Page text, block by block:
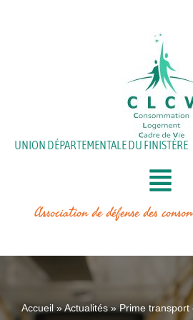
UNION DÉPARTEMENTALE DU FINISTÈRE
Association de défense des
Accueil»Actualités»Prime transport